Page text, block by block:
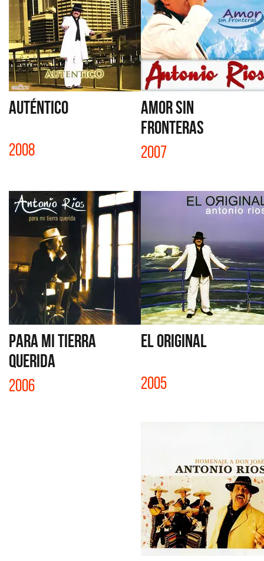
AUTÉNTICO
2008
AMOR SIN
FRONTERAS
2007
PARA MI TIERRA
QUERIDA
2006
EL ORIGINAL
2005